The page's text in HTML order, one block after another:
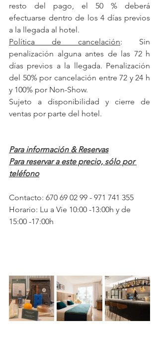
resto del pago, el 50 % deberá
efectuarse dentro de los 4 días previos
a la llegada al hotel.
Política de cancelación: Sin
penalización alguna antes de las 72 h
días previos a la llegada. Penalización
del 50% por cancelación entre 72 y 24 h
y 100% por Non-Show.
Sujeto a disponibilidad y cierre de
ventas por parte del hotel.
Para información & Reservas
Para reservar a este precio, sólo por
teléfono
Contacto: 670 69 02 99 - 971 741 355
Horario: Lu a Vie 10:00 -13:00h y de
15:00 -17:00h